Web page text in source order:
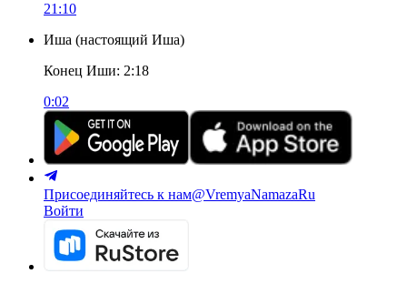
21:10
Иша (настоящий Иша)
Конец Иши: 2:18
0:02
Присоединяйтесь к нам@VremyaNamazaRu
Войти